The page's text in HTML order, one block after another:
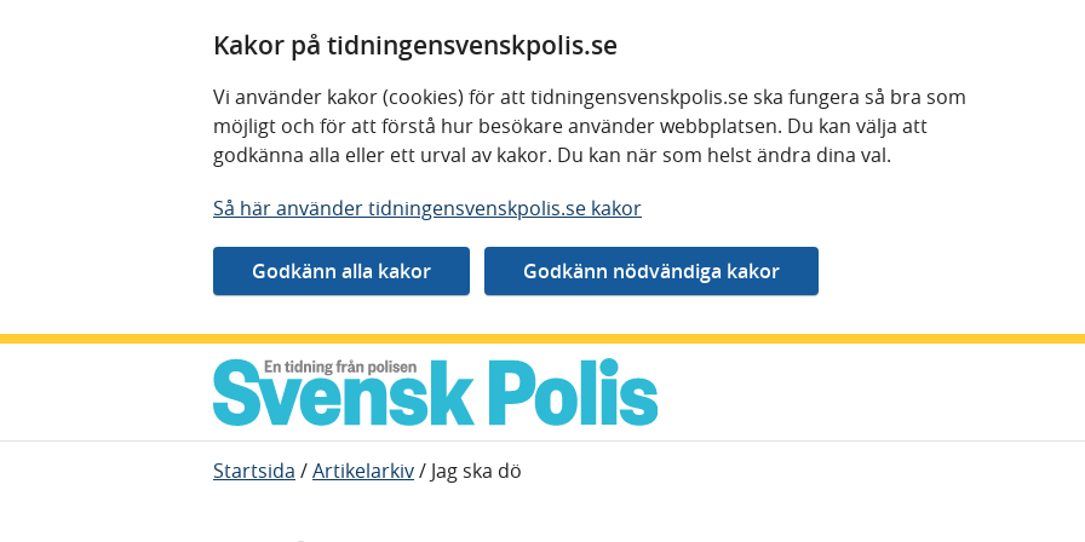
Kakor på tidningensvenskpolis.se
Vi använder kakor (cookies) för att tidningensvenskpolis.se ska fungera så bra som
möjligt och för att förstå hur besökare använder webbplatsen. Du kan välja att
godkänna alla eller ett urval av kakor. Du kan när som helst ändra dina val.
Så här använder tidningensvenskpolis.se kakor
Startsida /Artikelarkiv/ Jag ska dö